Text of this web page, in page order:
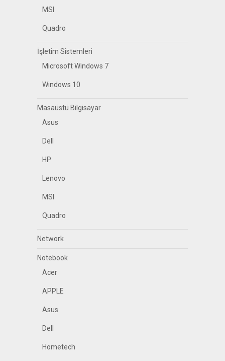
MSI
Quadro
İşletim Sistemleri
Microsoft Windows 7
Windows 10
Masaüstü Bilgisayar
Asus
Dell
HP
Lenovo
MSI
Quadro
Network
Notebook
Acer
APPLE
Asus
Dell
Hometech